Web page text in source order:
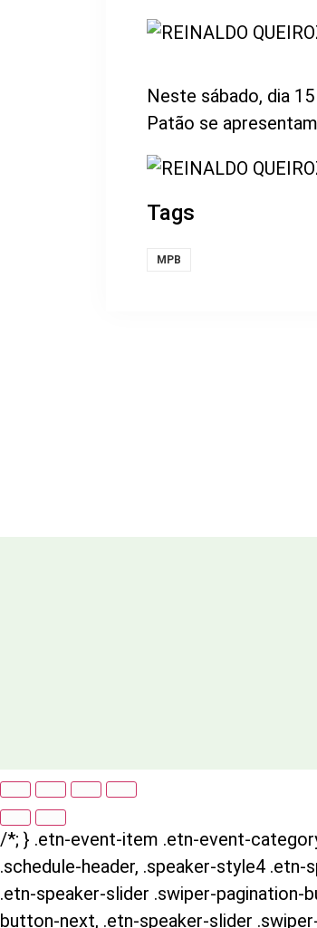
Neste sábado, dia
Patão se
Tags
MPB
/*; } .etn-event-item .etn-event-
.schedule-header, .speaker-style4
.etn-speaker-slider .swiper-
button-next, .etn-speaker-slider